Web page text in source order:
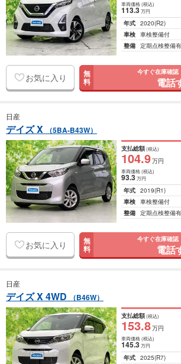
車両価格(税込)
113.3万円
年式 2020(R2)
車検 車検整備付
整備 定期点検整備有
お気に入り 無
料
今すぐ在庫確認
電話
日産
デイズ X （5BA-B43W）
支払総額(税込)
104.9万円
車両価格(税込)
93.3万円
年式 2019(R1)
車検 車検整備付
整備 定期点検整備有
お気に入り 無
料
今すぐ在庫確認
電話
日産
デイズ X 4WD （B46W）
支払総額(税込)
153.8万円
車両価格(税込)
145.3万円
年式 2025(R7)